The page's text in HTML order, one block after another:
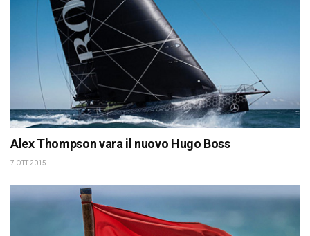
Alex Thompson vara il nuovo Hugo Boss
7 OTT 2015